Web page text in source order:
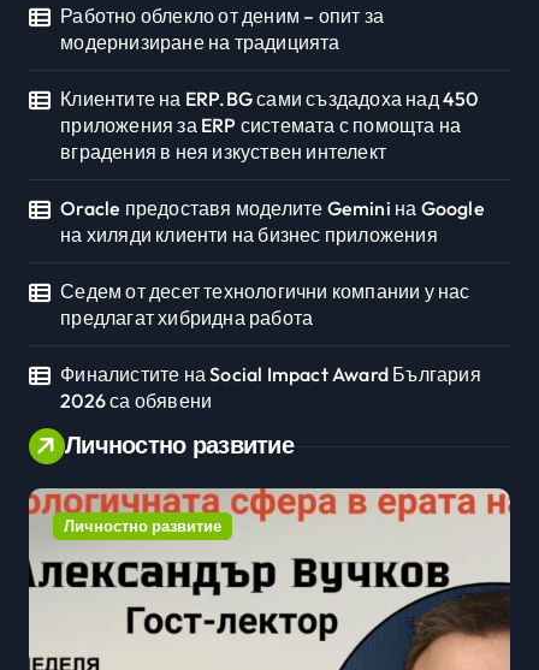
Работно облекло от деним – опит за
модернизиране на традицията
Клиентите на ERP.BG сами създадоха над 450
приложения за ERP системата с помощта на
вградения в нея изкуствен интелект
Oracle предоставя моделите Gemini на Google
на хиляди клиенти на бизнес приложения
Седем от десет технологични компании у нас
предлагат хибридна работа
Финалистите на Social Impact Award България
2026 са обявени
Личностно развитие
Личностно развитие